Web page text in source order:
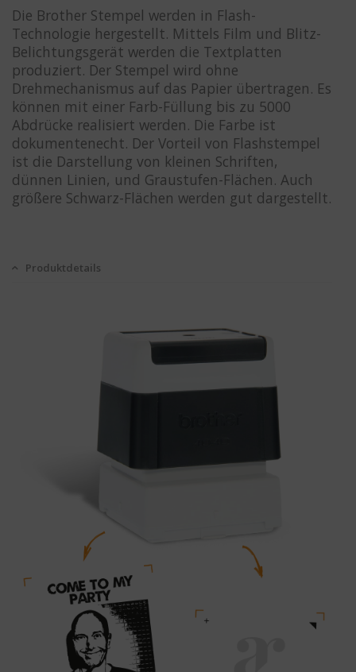
Die Brother Stempel werden in Flash-
Technologie hergestellt. Mittels Film und Blitz-
Belichtungsgerät werden die Textplatten
produziert. Der Stempel wird ohne
Drehmechanismus auf das Papier übertragen. Es
können mit einer Farb-Füllung bis zu 5000
Abdrücke realisiert werden. Die Farbe ist
dokumentenecht. Der Vorteil von Flashstempel
ist die Darstellung von kleinen Schriften,
dünnen Linien, und Graustufen-Flächen. Auch
größere Schwarz-Flächen werden gut dargestellt.
Produktdetails